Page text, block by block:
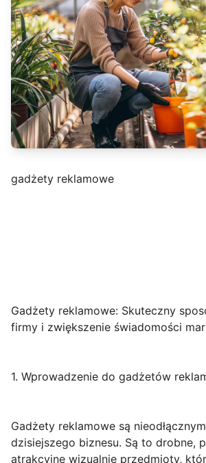
gadżety reklamowe
Gadżety reklamowe: Skuteczny
firmy i zwiększenie świadomości
1. Wprowadzenie do gadżetów
Gadżety reklamowe są
dzisiejszego biznesu. Są to drobne,
atrakcyjne wizualnie przedmioty,